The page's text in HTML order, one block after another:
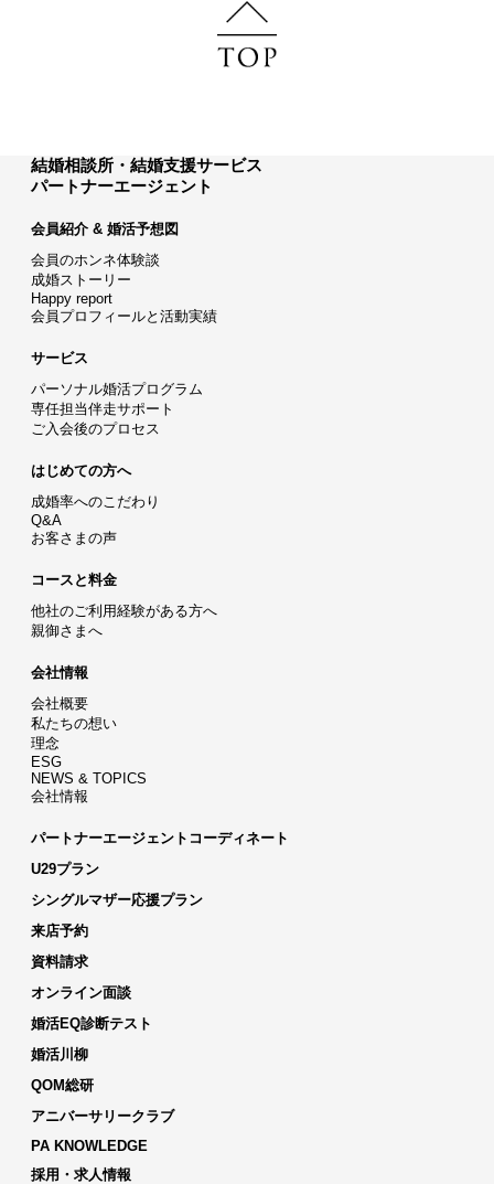
結婚相談所・結婚支援サービス
パートナーエージェント
会員紹介 & 婚活予想図
会員のホンネ体験談
成婚ストーリー
Happy report
会員プロフィールと活動実績
サービス
パーソナル婚活プログラム
専任担当伴走サポート
ご入会後のプロセス
はじめての方へ
成婚率へのこだわり
Q&A
お客さまの声
コースと料金
他社のご利用経験がある方へ
親御さまへ
会社情報
会社概要
私たちの想い
理念
ESG
NEWS & TOPICS
会社情報
パートナーエージェントコーディネート
U29プラン
シングルマザー応援プラン
来店予約
資料請求
オンライン面談
婚活EQ診断テスト
婚活川柳
QOM総研
アニバーサリークラブ
PA KNOWLEDGE
採用・求人情報